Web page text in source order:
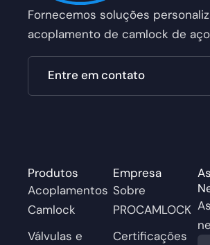
Fornecemos soluções
acoplamento de camlock de
Entre em contato
Produtos
Acoplamentos
Camlock
Válvulas e
Empresa
Sobre
PROCAMLOCK
Certificações